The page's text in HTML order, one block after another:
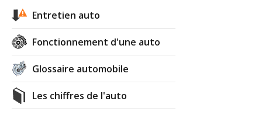
Entretien auto
Fonctionnement d'une auto
Glossaire automobile
Les chiffres de l'auto